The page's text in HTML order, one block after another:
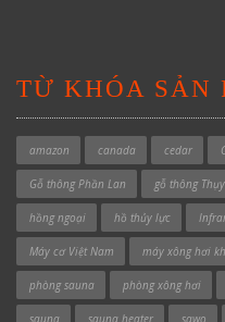
TỪ KHÓA SẢN
amazon canada cedar
Gỗ thông Phần Lan gỗ thông
hồng ngoại hồ thủy lực
Máy cơ Việt Nam máy xông hơi
phòng sauna phòng xông hơi
sauna sauna heater sawo